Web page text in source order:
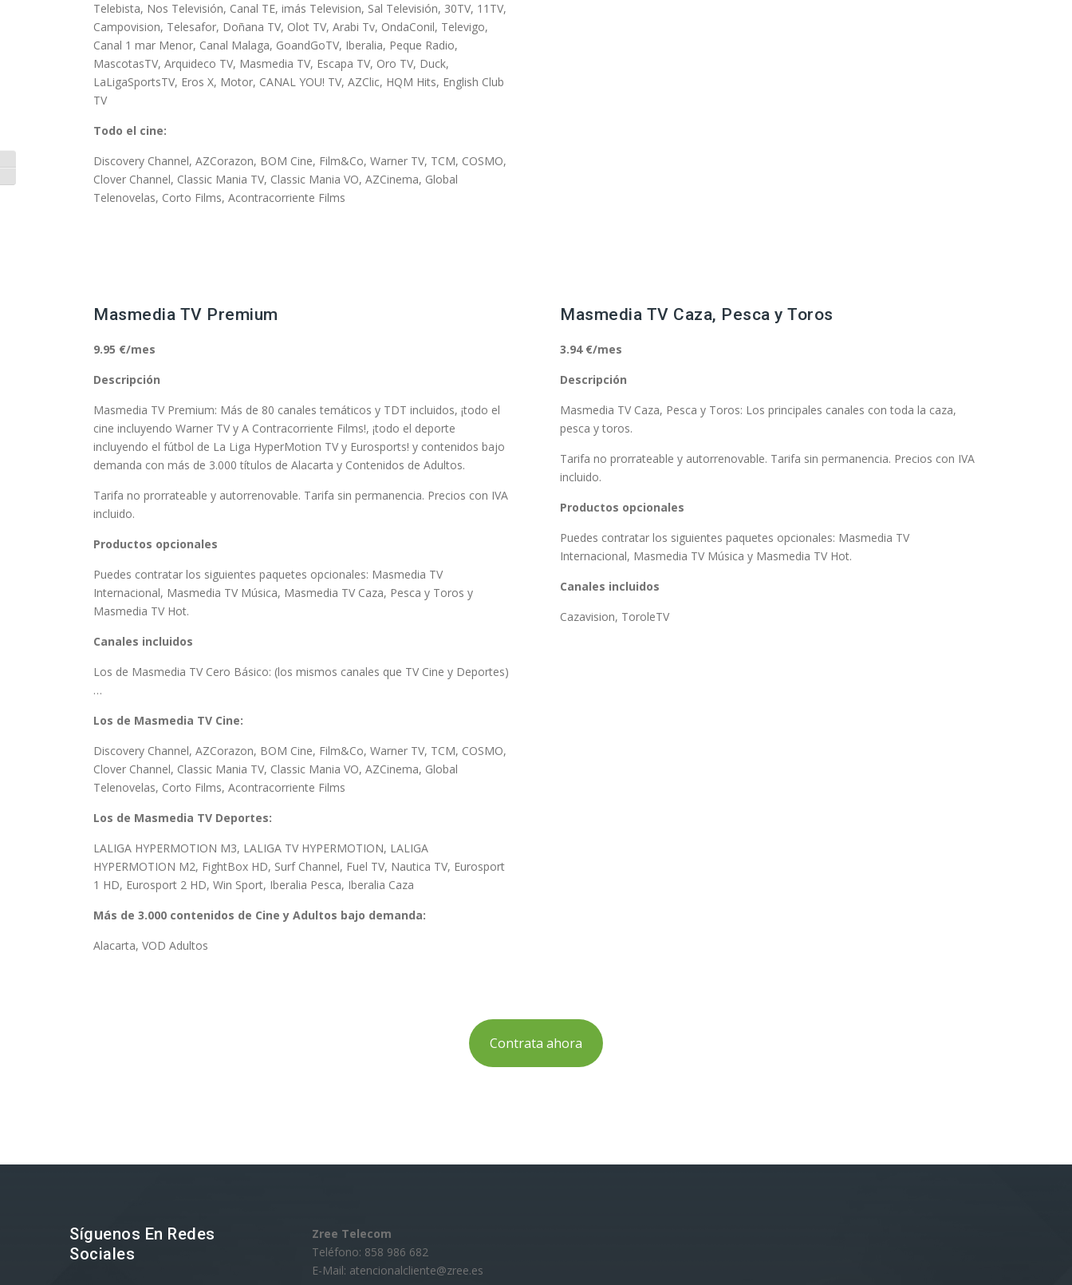
Alternar alto contraste
Alternar tamaño de letra
Telebista, Nos Televisión, Canal TE, imás Television, Sal Televisión, 30TV, 11TV,
Campovision, Telesafor, Doñana TV, Olot TV, Arabi Tv, OndaConil, Televigo,
Canal 1 mar Menor, Canal Malaga, GoandGoTV, Iberalia, Peque Radio,
MascotasTV, Arquideco TV, Masmedia TV, Escapa TV, Oro TV, Duck,
LaLigaSportsTV, Eros X, Motor, CANAL YOU! TV, AZClic, HQM Hits, English Club
TV
Todo el cine:
Discovery Channel, AZCorazon, BOM Cine, Film&Co, Warner TV, TCM, COSMO,
Clover Channel, Classic Mania TV, Classic Mania VO, AZCinema, Global
Telenovelas, Corto Films, Acontracorriente Films
Masmedia TV Premium
9.95 €/mes
Descripción
Masmedia TV Premium: Más de 80 canales temáticos y TDT incluidos, ¡todo el
cine incluyendo Warner TV y A Contracorriente Films!, ¡todo el deporte
incluyendo el fútbol de La Liga HyperMotion TV y Eurosports! y contenidos bajo
demanda con más de 3.000 títulos de Alacarta y Contenidos de Adultos.
Tarifa no prorrateable y autorrenovable. Tarifa sin permanencia. Precios con IVA
incluido.
Productos opcionales
Puedes contratar los siguientes paquetes opcionales: Masmedia TV
Internacional, Masmedia TV Música, Masmedia TV Caza, Pesca y Toros y
Masmedia TV Hot.
Canales incluidos
Los de Masmedia TV Cero Básico: (los mismos canales que TV Cine y Deportes)
…
Los de Masmedia TV Cine:
Discovery Channel, AZCorazon, BOM Cine, Film&Co, Warner TV, TCM, COSMO,
Clover Channel, Classic Mania TV, Classic Mania VO, AZCinema, Global
Telenovelas, Corto Films, Acontracorriente Films
Los de Masmedia TV Deportes:
LALIGA HYPERMOTION M3, LALIGA TV HYPERMOTION, LALIGA
HYPERMOTION M2, FightBox HD, Surf Channel, Fuel TV, Nautica TV, Eurosport
1 HD, Eurosport 2 HD, Win Sport, Iberalia Pesca, Iberalia Caza
Más de 3.000 contenidos de Cine y Adultos bajo demanda:
Alacarta, VOD Adultos
Masmedia TV Caza, Pesca y Toros
3.94 €/mes
Descripción
Masmedia TV Caza, Pesca y Toros: Los principales canales con toda la caza,
pesca y toros.
Tarifa no prorrateable y autorrenovable. Tarifa sin permanencia. Precios con IVA
incluido.
Productos opcionales
Puedes contratar los siguientes paquetes opcionales: Masmedia TV
Internacional, Masmedia TV Música y Masmedia TV Hot.
Canales incluidos
Cazavision, ToroleTV
Contrata ahora
Síguenos En Redes
Sociales
Zree Telecom
Teléfono: 858 986 682
E-Mail: atencionalcliente@zree.es